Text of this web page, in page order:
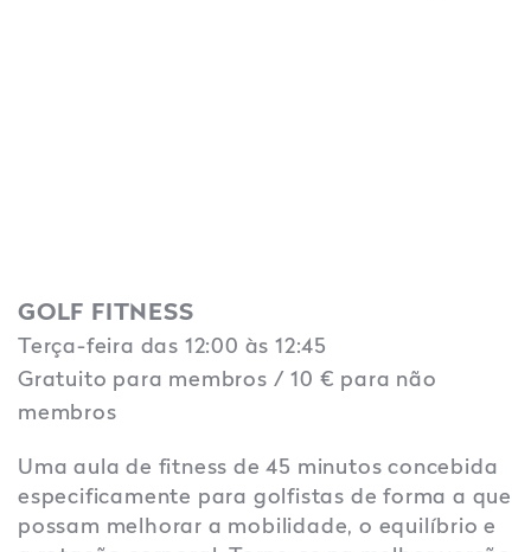
GOLF FITNESS
Terça-feira das 12:00 às 12:45
Gratuito para membros / 10 € para não
membros
Uma aula de fitness de 45 minutos concebida
especificamente para golfistas de forma a que
possam melhorar a mobilidade, o equilíbrio e